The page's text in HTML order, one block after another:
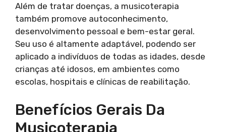
Além de tratar doenças, a musicoterapia
também promove autoconhecimento,
desenvolvimento pessoal e bem-estar geral.
Seu uso é altamente adaptável, podendo ser
aplicado a indivíduos de todas as idades, desde
crianças até idosos, em ambientes como
escolas, hospitais e clínicas de reabilitação.
Benefícios Gerais Da
Musicoterapia